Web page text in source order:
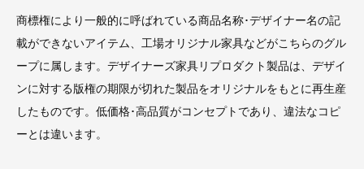
商標権により一般的に呼ばれている商品名称･デザイナー名の記
載ができないアイテム、工場オリジナル家具などがこちらのグル
ープに属します。デザイナーズ家具リプロダクト製品は、デザイ
ンに対する版権の期限が切れた製品をオリジナルをもとに再生産
したものです。低価格･高品質がコンセプトであり、違法なコピ
ーとは違います。